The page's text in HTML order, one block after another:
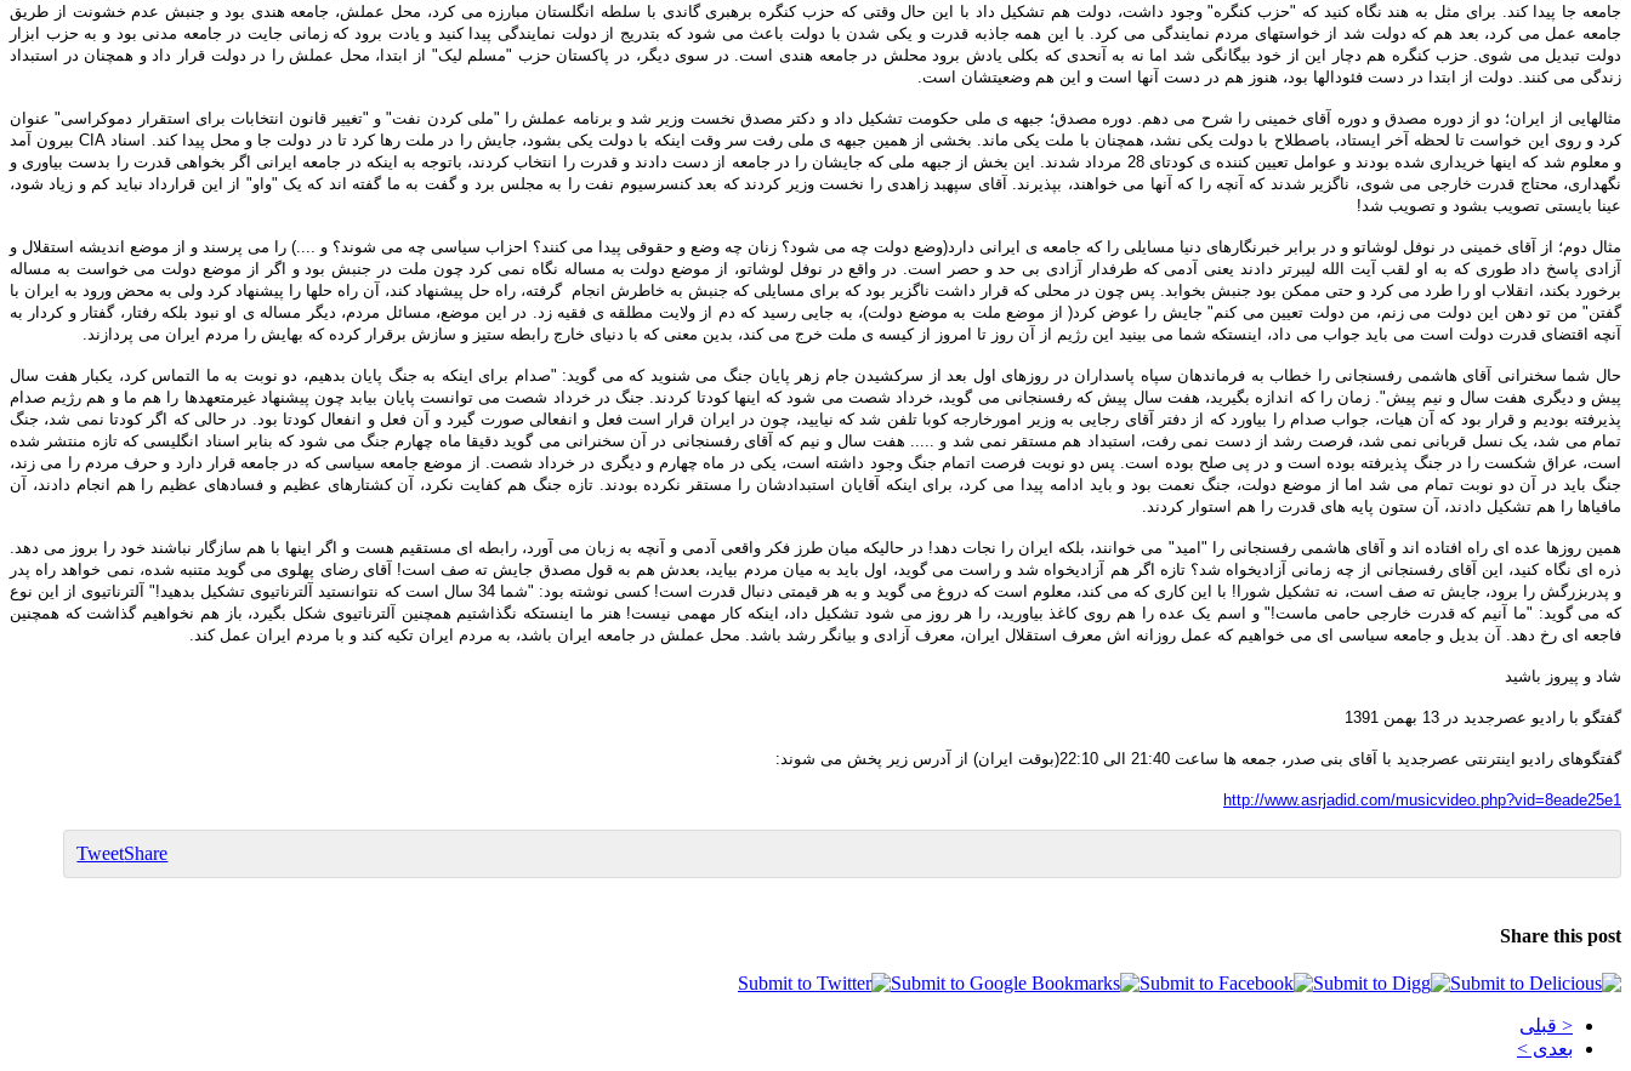
جامعه جا پیدا کند. برای مثل به هند نگاه کنید که "حزب کنگره" وجود داشت، دولت هم تشکیل داد با این حال وقتی که حزب کنگره برهبری گاندی با سلطه انگلستان مبارزه می کرد، محل عملش، جامعه هندی بود و جنبش عدم خشونت از طریق
جامعه عمل می کرد، بعد هم که دولت شد از خواستهای مردم نمایندگی می کرد. با این همه جاذبه قدرت و یکی شدن با دولت باعث می شود که بتدریج از دولت نمایندگی پیدا کنید و یادت برود که زمانی جایت در جامعه مدنی بود و به حزب ابزار
دولت تبدیل می شوی. حزب کنگره هم دچار این از خود بیگانگی شد اما نه به آنحدی که بکلی یادش برود محلش در جامعه هندی است. در سوی دیگر، در پاکستان حزب "مسلم لیک" از ابتدا، محل عملش را در دولت قرار داد و همچنان در استبداد
زندگی می کنند. دولت از ابتدا در دست فئودالها بود، هنوز هم در دست آنها است و این هم وضعیتشان است.
مثالهایی از ایران؛ دو از دوره مصدق و دوره آقای خمینی را شرح می دهم. دوره مصدق؛ جبهه ی ملی حکومت تشکیل داد و دکتر مصدق نخست وزیر شد و برنامه عملش را "ملی کردن نفت" و "تغییر قانون انتخابات برای استقرار دموکراسی" عنوان
کرد و روی این خواست تا لحظه آخر ایستاد، باصطلاح با دولت یکی نشد، همچنان با ملت یکی ماند. بخشی از همین جبهه ی ملی رفت سر وقت اینکه با دولت یکی بشود، جایش را در ملت رها کرد تا در دولت جا و محل پیدا کند. اسناد CIA بیرون آمد
و معلوم شد که اینها خریداری شده بودند و عوامل تعیین کننده ی کودتای 28 مرداد شدند. این بخش از جبهه ملی که جایشان را در جامعه از دست دادند و قدرت را انتخاب کردند، باتوجه به اینکه در جامعه ایرانی اگر بخواهی قدرت را بدست بیاوری و
نگهداری، محتاج قدرت خارجی می شوی، ناگزیر شدند که آنچه را که آنها می خواهند، بپذیرند. آقای سپهبد زاهدی را نخست وزیر کردند که بعد کنسرسیوم نفت را به مجلس برد و گفت به ما گفته اند که یک "واو" از این قرارداد نباید کم و زیاد شود،
عینا بایستی تصویب بشود و تصویب شد!
مثال دوم؛ از آقای خمینی در نوفل لوشاتو و در برابر خبرنگارهای دنیا مسایلی را که جامعه ی ایرانی دارد(وضع دولت چه می شود؟ زنان چه وضع و حقوقی پیدا می کنند؟ احزاب سیاسی چه می شوند؟ و ....) را می پرسند و از موضع اندیشه استقلال و
آزادی پاسخ داد طوری که به او لقب آیت الله لیبرتر دادند یعنی آدمی که طرفدار آزادی بی حد و حصر است. در واقع در نوفل لوشاتو، از موضع دولت به مساله نگاه نمی کرد چون ملت در جنبش بود و اگر از موضع دولت می خواست به مساله
برخورد بکند، انقلاب او را طرد می کرد و حتی ممکن بود جنبش بخوابد. پس چون در محلی که قرار داشت ناگزیر بود که برای مسایلی که جنبش به خاطرش انجام گرفته، راه حل پیشنهاد کند، آن راه حلها را پیشنهاد کرد ولی به محض ورود به ایران با
گفتن" من تو دهن این دولت می زنم، من دولت تعیین می کنم" جایش را عوض کرد( از موضع ملت به موضع دولت)، به جایی رسید که دم از ولایت مطلقه ی فقیه زد. در این موضع، مسائل مردم، دیگر مساله ی او نبود بلکه رفتار، گفتار و کردار به
آنچه اقتضای قدرت دولت است می باید جواب می داد، اینستکه شما می بینید این رژیم از آن روز تا امروز از کیسه ی ملت خرج می کند، بدین معنی که با دنیای خارج رابطه ستیز و سازش برقرار کرده که بهایش را مردم ایران می پردازند.
حال شما سخنرانی آقای هاشمی رفسنجانی را خطاب به فرماندهان سپاه پاسداران در روزهای اول بعد از سرکشیدن جام زهر پایان جنگ می شنوید که می گوید: "صدام برای اینکه به جنگ پایان بدهیم، دو نوبت به ما التماس کرد، یکبار هفت سال
پیش و دیگری هفت سال و نیم پیش". زمان را که اندازه بگیرید، هفت سال پیش که رفسنجانی می گوید، خرداد شصت می شود که اینها کودتا کردند. جنگ در خرداد شصت می توانست پایان بیابد چون پیشنهاد غیرمتعهدها را هم ما و هم رژیم صدام
پذیرفته بودیم و قرار بود که آن هیات، جواب صدام را بیاورد که از دفتر آقای رجایی به وزیر امورخارجه کوبا تلفن شد که نیایید، چون در ایران قرار است فعل و انفعالی صورت گیرد و آن فعل و انفعال کودتا بود. در حالی که اگر کودتا نمی شد، جنگ
تمام می شد، یک نسل قربانی نمی شد، فرصت رشد از دست نمی رفت، استبداد هم مستقر نمی شد و ..... هفت سال و نیم که آقای رفسنجانی در آن سخنرانی می گوید دقیقا ماه چهارم جنگ می شود که بنابر اسناد انگلیسی که تازه منتشر شده
است، عراق شکست را در جنگ پذیرفته بوده است و در پی صلح بوده است. پس دو نوبت فرصت اتمام جنگ وجود داشته است، یکی در ماه چهارم و دیگری در خرداد شصت. از موضع جامعه سیاسی که در جامعه قرار دارد و حرف مردم را می زند،
جنگ باید در آن دو نوبت تمام می شد اما از موضع دولت، جنگ نعمت بود و باید ادامه پیدا می کرد، برای اینکه آقایان استبدادشان را مستقر نکرده بودند. تازه جنگ هم کفایت نکرد، آن کشتارهای عظیم و فسادهای عظیم را هم انجام دادند، آن
مافیاها را هم تشکیل دادند، آن ستون پایه های قدرت را هم استوار کردند.
همین روزها عده ای راه افتاده اند و آقای هاشمی رفسنجانی را "امید" می خوانند، بلکه ایران را نجات دهد! در حالیکه میان طرز فکر واقعی آدمی و آنچه به زبان می آورد، رابطه ای مستقیم هست و اگر اینها با هم سازگار نباشند خود را بروز می دهد.
ذره ای نگاه کنید، این آقای رفسنجانی از چه زمانی آزادیخواه شد؟ تازه اگر هم آزادیخواه شد و راست می گوید، اول باید به میان مردم بیاید، بعدش هم به قول مصدق جایش ته صف است! آقای رضای پهلوی می گوید متنبه شده، نمی خواهد راه پدر
و پدربزرگش را برود، جایش ته صف است، نه تشکیل شورا! با این کاری که می کند، معلوم است که دروغ می گوید و به هر قیمتی دنبال قدرت است! کسی نوشته بود: "شما 34 سال است که نتوانستید آلترناتیوی تشکیل بدهید!" آلترناتیوی از این نوع
که می گوید: "ما آنیم که قدرت خارجی حامی ماست!" و اسم یک عده را هم روی کاغذ بیاورید، را هر روز می شود تشکیل داد، اینکه کار مهمی نیست! هنر ما اینستکه نگذاشتیم همچنین آلترناتیوی شکل بگیرد، باز هم نخواهیم گذاشت که همچنین
فاجعه ای رخ دهد. آن بدیل و جامعه سیاسی ای می خواهیم که عمل روزانه اش معرف استقلال ایران، معرف آزادی و بیانگر رشد باشد. محل عملش در جامعه ایران باشد، به مردم ایران تکیه کند و با مردم ایران عمل کند.
شاد و پیروز باشید
گفتگو با رادیو عصرجدید در 13 بهمن 1391
گفتگوهای رادیو اینترنتی عصرجدید با آقای بنی صدر، جمعه ها ساعت 21:40 الی 22:10(بوقت ایران) از آدرس زیر پخش می شوند:
http://www.asrjadid.com/musicvideo.php?vid=8eade25e1
TweetShare
Share this post
< قبلی
بعدی >